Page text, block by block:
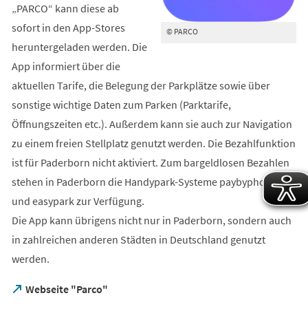
© PARCO
„PARCO“ kann diese ab
sofort in den App-Stores
heruntergeladen werden. Die
App informiert über die
aktuellen Tarife, die Belegung der Parkplätze sowie über
sonstige wichtige Daten zum Parken (Parktarife,
Öffnungszeiten etc.). Außerdem kann sie auch zur Navigation
zu einem freien Stellplatz genutzt werden. Die Bezahlfunktion
ist für Paderborn nicht aktiviert. Zum bargeldlosen Bezahlen
stehen in Paderborn die Handypark-Systeme paybyphone
und easypark zur Verfügung.
Die App kann übrigens nicht nur in Paderborn, sondern auch
in zahlreichen anderen Städten in Deutschland genutzt
werden.
Webseite "Parco"
(Öffnet